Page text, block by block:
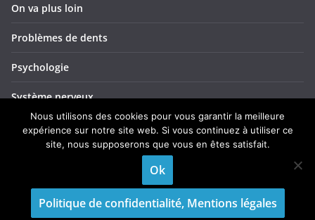
On va plus loin
Problèmes de dents
Psychologie
Système nerveux
Troubles ORL
Nous utilisons des cookies pour vous garantir la meilleure
expérience sur notre site web. Si vous continuez à utiliser ce
site, nous supposerons que vous en êtes satisfait.
Ok
Politique de confidentialité, Mentions légales